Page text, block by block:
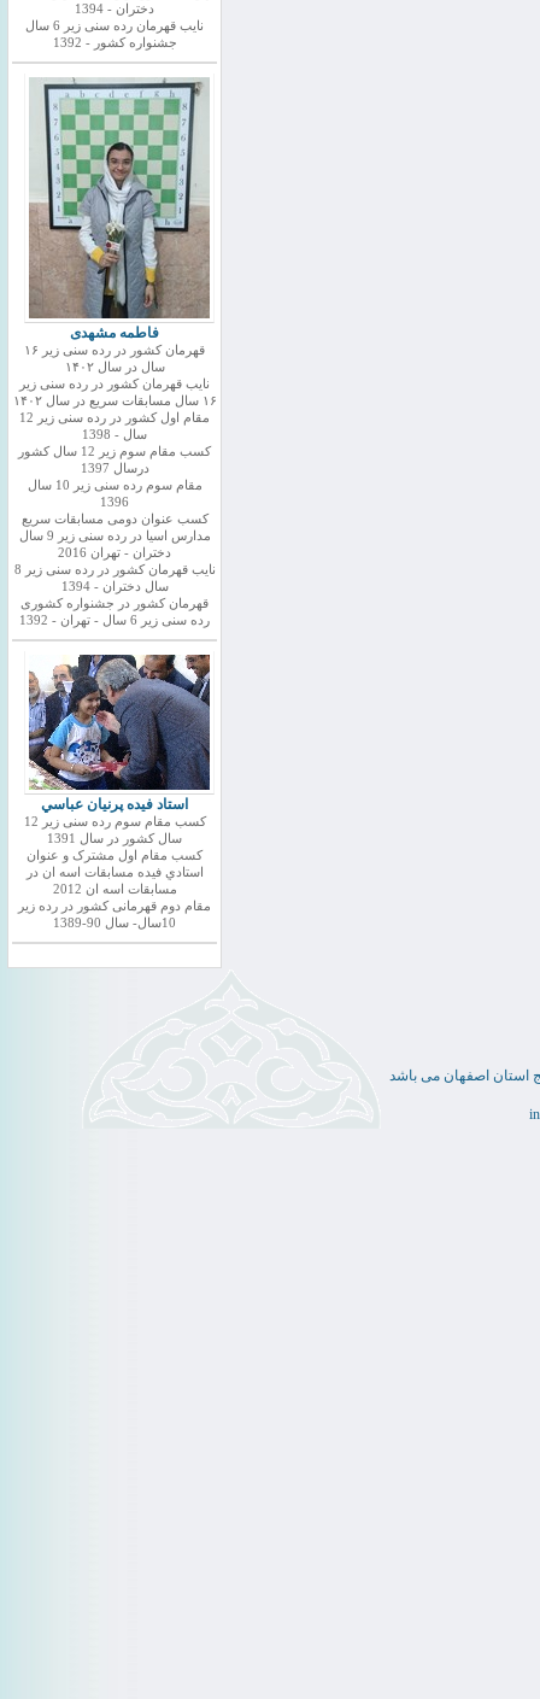
دختران - 1394
نایب قهرمان رده سنی زیر 6 سال
جشنواره کشور - 1392
فاطمه مشهدی
قهرمان کشور در رده سنی زیر ۱۶
سال در سال ۱۴۰۲
نایب قهرمان کشور در رده سنی زیر
۱۶ سال مسابقات سریع در سال ۱۴۰۲
مقام اول کشور در رده سنی زیر 12
سال - 1398
کسب مقام سوم زیر 12 سال کشور
درسال 1397
مقام سوم رده سنی زیر 10 سال
1396
کسب عنوان دومی مسابقات سریع
مدارس اسیا در رده سنی زیر 9 سال
دختران - تهران 2016
نایب قهرمان کشور در رده سنی زیر 8
سال دختران - 1394
قهرمان کشور در جشنواره کشوری
رده سنی زیر 6 سال - تهران - 1392
استاد فيده پرنيان عباسي
کسب مقام سوم رده سنی زیر 12
سال کشور در سال 1391
کسب مقام اول مشترک و عنوان
استادي فيده مسابقات اسه ان در
مسابقات اسه ان 2012
مقام دوم قهرمانی کشور در رده زیر
10سال- سال 90-1389
استان اصفهان می باشد